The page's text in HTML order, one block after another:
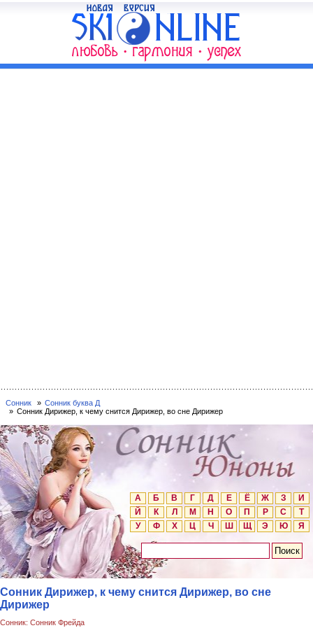
Сонник
Сонник буква Д
Сонник Дирижер, к чему снится Дирижер, во сне Дирижер
А Б В Г Д Е Ё Ж З
И
Й
К Л М Н О П Р С
Т
У
Ф Х Ц Ч Ш Щ Э Ю Я
Сонник Дирижер, к чему снится Дирижер, во сне
Дирижер
Сонник: Сонник Фрейда